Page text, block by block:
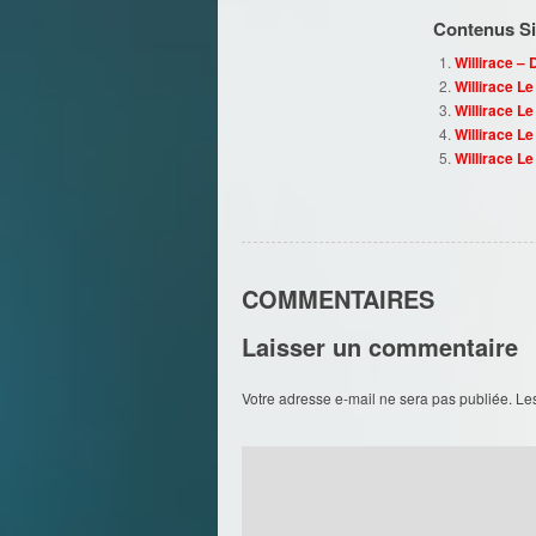
Contenus
Willirace –
Willirace
Willirace
Willirace
Willirace
COMMENTAIRES
Laisser un commentaire
Votre adresse e-mail ne sera pas publiée.